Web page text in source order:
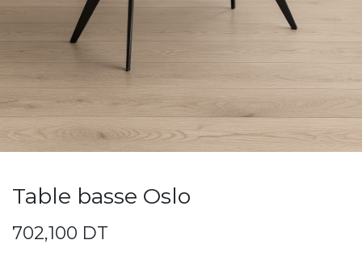
Table basse Oslo
702,100 DT